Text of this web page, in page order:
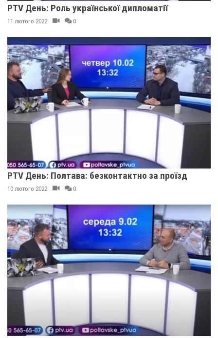
PTV День: Роль української дипломатії
11 лютого 2022 0
PTV День: Полтава: безконтактно за проїзд
10 лютого 2022 0